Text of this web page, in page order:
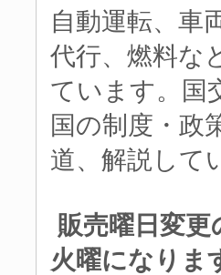
自動運転、車
代行、燃料な
ています。国
国の制度・政
道、解説して
販売曜日変
火曜になりま